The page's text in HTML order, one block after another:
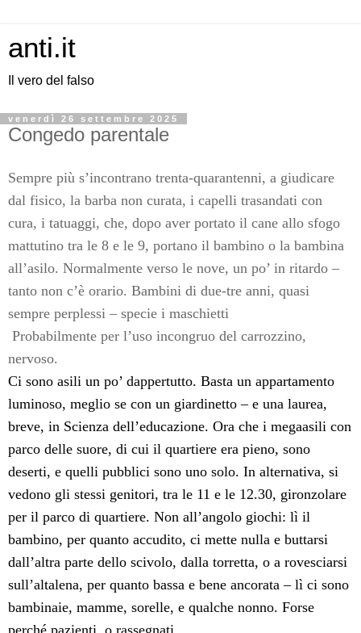
anti.it
Il vero del falso
venerdì 26 settembre 2025
Congedo parentale
Sempre più s’incontrano trenta-quarantenni, a giudicare
dal fisico, la barba non curata, i capelli trasandati con
cura, i tatuaggi, che, dopo aver portato il cane allo sfogo
mattutino tra le 8 e le 9, portano il bambino o la bambina
all’asilo. Normalmente verso le nove, un po’ in ritardo –
tanto non c’è orario. Bambini di due-tre anni, quasi
sempre perplessi – specie i maschietti
Probabilmente per l’uso incongruo del carrozzino,
nervoso.
Ci sono asili un po’ dappertutto. Basta un appartamento
luminoso, meglio se con un giardinetto – e una laurea,
breve, in Scienza dell’educazione. Ora che i megaasili con
parco delle suore, di cui il quartiere era pieno, sono
deserti, e quelli pubblici sono uno solo. In alternativa, si
vedono gli stessi genitori, tra le 11 e le 12.30, gironzolare
per il parco di quartiere. Non all’angolo giochi: lì il
bambino, per quanto accudito, ci mette nulla e buttarsi
dall’altra parte dello scivolo, dalla torretta, o a rovesciarsi
sull’altalena, per quanto bassa e bene ancorata – lì ci sono
bambinaie, mamme, sorelle, e qualche nonno. Forse
perché pazienti, o rassegnati.